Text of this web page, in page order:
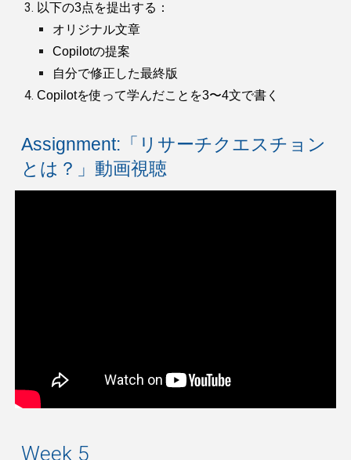
以下の3点を提出する：
オリジナル文章
Copilotの提案
自分で修正した最終版
Copilotを使って学んだことを3〜4文で書く
Assignment:「リサーチクエスチョン
とは？」動画視聴
Week 5